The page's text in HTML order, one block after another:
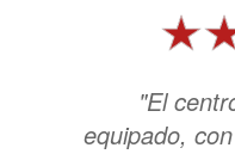
"El
equipado,